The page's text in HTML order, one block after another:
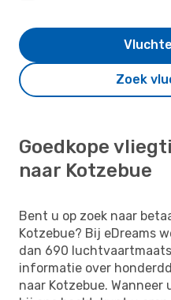
Zoek
Goedkope
naar Kotzebue
Bent u op zoek naar
Kotzebue? Bij eDreams
dan 690
informatie over
naar Kotzebue.